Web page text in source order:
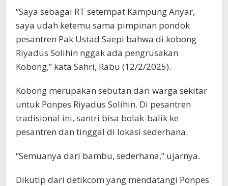
“Saya sebagai RT setempat Kampung Anyar,
saya udah ketemu sama pimpinan pondok
pesantren Pak Ustad Saepi bahwa di kobong
Riyadus Solihin nggak ada pengrusakan
Kobong,” kata Sahri, Rabu (12/2/2025).
Kobong merupakan sebutan dari warga sekitar
untuk Ponpes Riyadus Solihin. Di pesantren
tradisional ini, santri bisa bolak-balik ke
pesantren dan tinggal di lokasi sederhana.
“Semuanya dari bambu, sederhana,” ujarnya.
Dikutip dari detikcom yang mendatangi Ponpes